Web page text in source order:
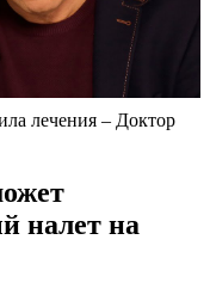
лечения – Доктор
налет на